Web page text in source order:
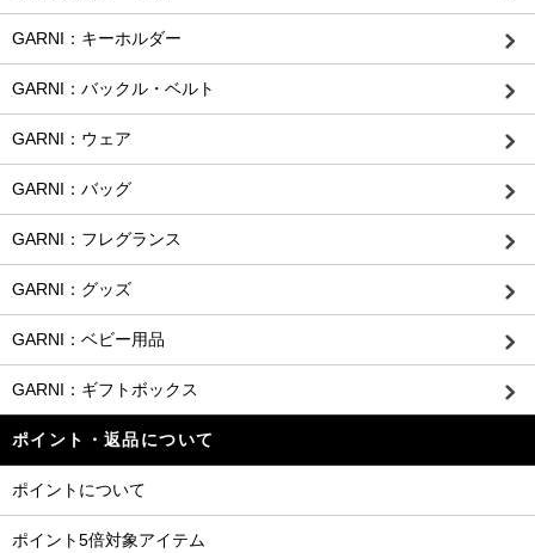
GARNI：キーホルダー
GARNI：バックル・ベルト
GARNI：ウェア
GARNI：バッグ
GARNI：フレグランス
GARNI：グッズ
GARNI：ベビー用品
GARNI：ギフトボックス
ポイント・返品について
ポイントについて
ポイント5倍対象アイテム